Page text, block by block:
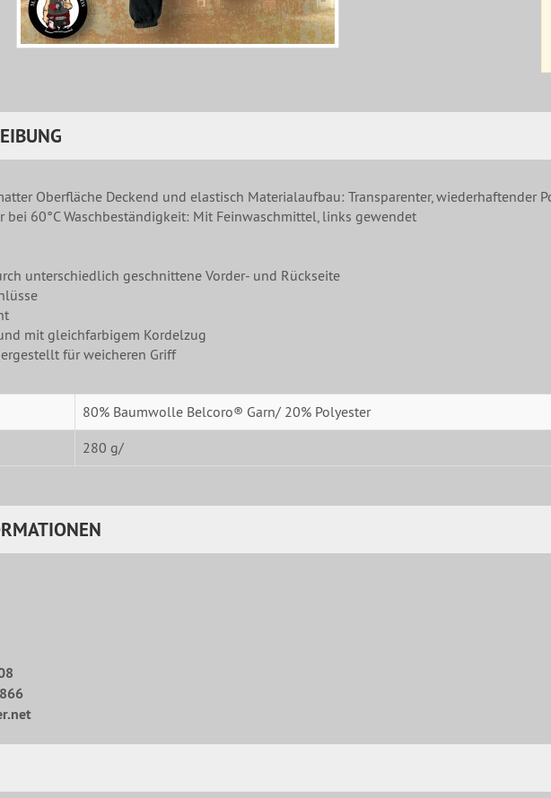
Oberfläche Deckend und elastisch Materialaufbau: Transparenter, wiederhaftender
bei 60°C Waschbeständigkeit: Mit Feinwaschmittel, links gewendet
unterschiedlich geschnittene Vorder- und Rückseite
mit gleichfarbigem Kordelzug
für weicheren Griff
80% Baumwolle Belcoro® Garn/ 20% Polyester
280 g/